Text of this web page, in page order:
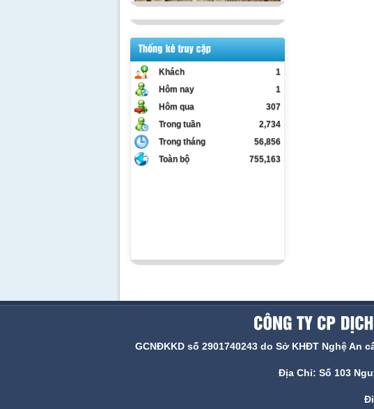
Khách
1
Hôm nay
1
Hôm qua
307
Trong tuần
2,734
Trong tháng
56,856
Toàn bộ
755,163
GCNĐKKD số 2901740243 do Sở KHĐT Nghệ An
Địa Chỉ: Số 103